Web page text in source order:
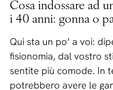
Cosa indossare ad
i 40 anni: gonna o
Qui sta un po’ a voi:
fisionomia, dal vostro
sentite più comode. In
potrebbero avere le